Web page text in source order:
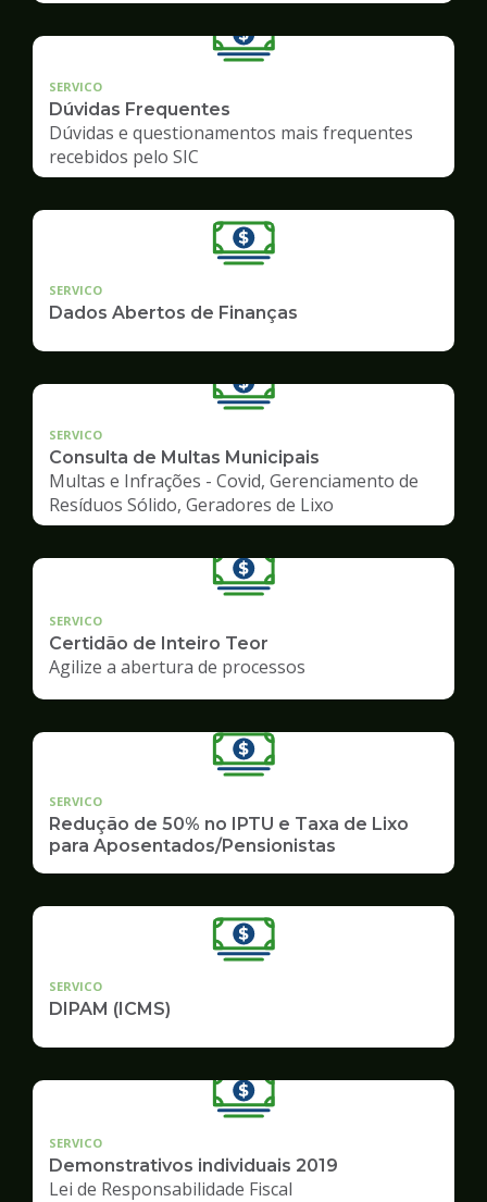
SERVICO
Dúvidas Frequentes
Dúvidas e questionamentos mais frequentes
recebidos pelo SIC
SERVICO
Dados Abertos de Finanças
SERVICO
Consulta de Multas Municipais
Multas e Infrações - Covid, Gerenciamento de
Resíduos Sólido, Geradores de Lixo
SERVICO
Certidão de Inteiro Teor
Agilize a abertura de processos
SERVICO
Redução de 50% no IPTU e Taxa de Lixo
para Aposentados/Pensionistas
SERVICO
DIPAM (ICMS)
SERVICO
Demonstrativos individuais 2019
Lei de Responsabilidade Fiscal